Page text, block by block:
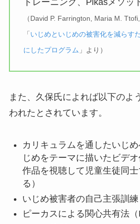
（David P. Farrington, Maria M.
「 いじめといじめの被害化を減らす
にしたプログラム 」より）
また、久保氏によれば以下のよ
われたとされています。
カリキュラムを通したいじ
じめをテーマに描いたビデ
作品を視聴して児童生徒同
る）
いじめ被害者の自己主張訓練
ピーカスによる関心共有法（